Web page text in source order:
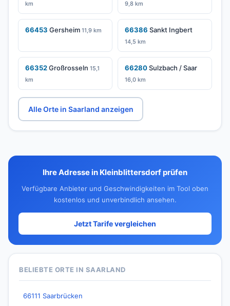
km
9,8 km
66453 Gersheim 11,9 km 66386 Sankt Ingbert
14,5 km
66352Großrosseln 15,1
km
66280Sulzbach / Saar
16,0 km
Alle Orte in Saarland anzeigen
Ihre Adresse in Kleinblittersdorf prüfen
Verfügbare Anbieter und Geschwindigkeiten im Tool oben
kostenlos und unverbindlich ansehen.
Jetzt Tarife vergleichen
BELIEBTE ORTE IN SAARLAND
66111 Saarbrücken